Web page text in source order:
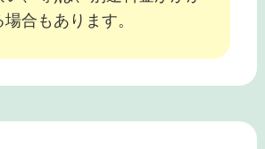
場合もあります。